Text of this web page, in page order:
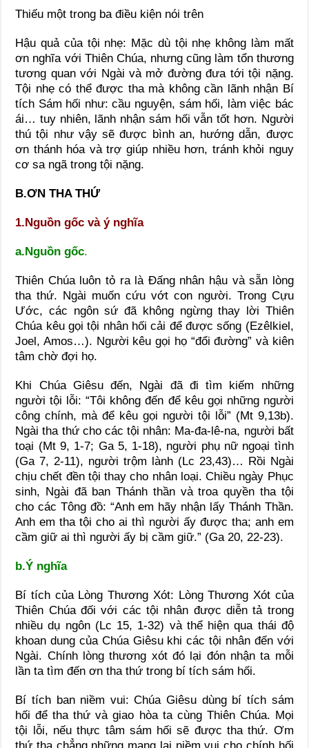
Thiếu một trong ba điều kiện nói trên
Hậu quả của tội nhẹ: Mặc dù tội nhẹ không làm mất
ơn nghĩa với Thiên Chúa, nhưng cũng làm tổn thương
tương quan với Ngài và mở đường đưa tới tội nặng.
Tội nhẹ có thể được tha mà không cần lãnh nhận Bí
tích Sám hối như: cầu nguyện, sám hối, làm việc bác
ái… tuy nhiên, lãnh nhận sám hối vẫn tốt hơn. Người
thú tội như vậy sẽ được bình an, hướng dẫn, được
ơn thánh hóa và trợ giúp nhiều hơn, tránh khỏi nguy
cơ sa ngã trong tội nặng.
B.ƠN THA THỨ
1.Nguồn gốc và ý nghĩa
a.Nguồn gốc.
Thiên Chúa luôn tỏ ra là Đấng nhân hậu và sẵn lòng
tha thứ. Ngài muốn cứu vớt con người. Trong Cựu
Ước, các ngôn sứ đã không ngừng thay lời Thiên
Chúa kêu gọi tội nhân hối cải để được sống (Ezêlkiel,
Joel, Amos…). Người kêu gọi họ “đổi đường” và kiên
tâm chờ đợi họ.
Khi Chúa Giêsu đến, Ngài đã đi tìm kiếm những
người tội lỗi: “Tôi không đến để kêu gọi những người
công chính, mà để kêu gọi người tội lỗi” (Mt 9,13b).
Ngài tha thứ cho các tội nhân: Ma-đa-lê-na, người bất
toại (Mt 9, 1-7; Ga 5, 1-18), người phụ nữ ngoại tình
(Ga 7, 2-11), người trộm lành (Lc 23,43)… Rồi Ngài
chịu chết đền tội thay cho nhân loại. Chiều ngày Phục
sinh, Ngài đã ban Thánh thần và troa quyền tha tội
cho các Tông đồ: “Anh em hãy nhận lấy Thánh Thần.
Anh em tha tội cho ai thì người ấy được tha; anh em
cầm giữ ai thì người ấy bị cầm giữ.” (Ga 20, 22-23).
b.Ý nghĩa
Bí tích của Lòng Thương Xót: Lòng Thương Xót của
Thiên Chúa đối với các tội nhân được diễn tả trong
nhiều dụ ngôn (Lc 15, 1-32) và thể hiện qua thái độ
khoan dung của Chúa Giêsu khi các tội nhân đến với
Ngài. Chính lòng thương xót đó lại đón nhận ta mỗi
lần ta tìm đến ơn tha thứ trong bí tích sám hối.
Bí tích ban niềm vui: Chúa Giêsu dùng bí tích sám
hối để tha thứ và giao hòa ta cùng Thiên Chúa. Mọi
tội lỗi, nếu thực tâm sám hối sẽ được tha thứ. Ơm
thứ tha chẳng những mang lại niềm vui cho chính hối